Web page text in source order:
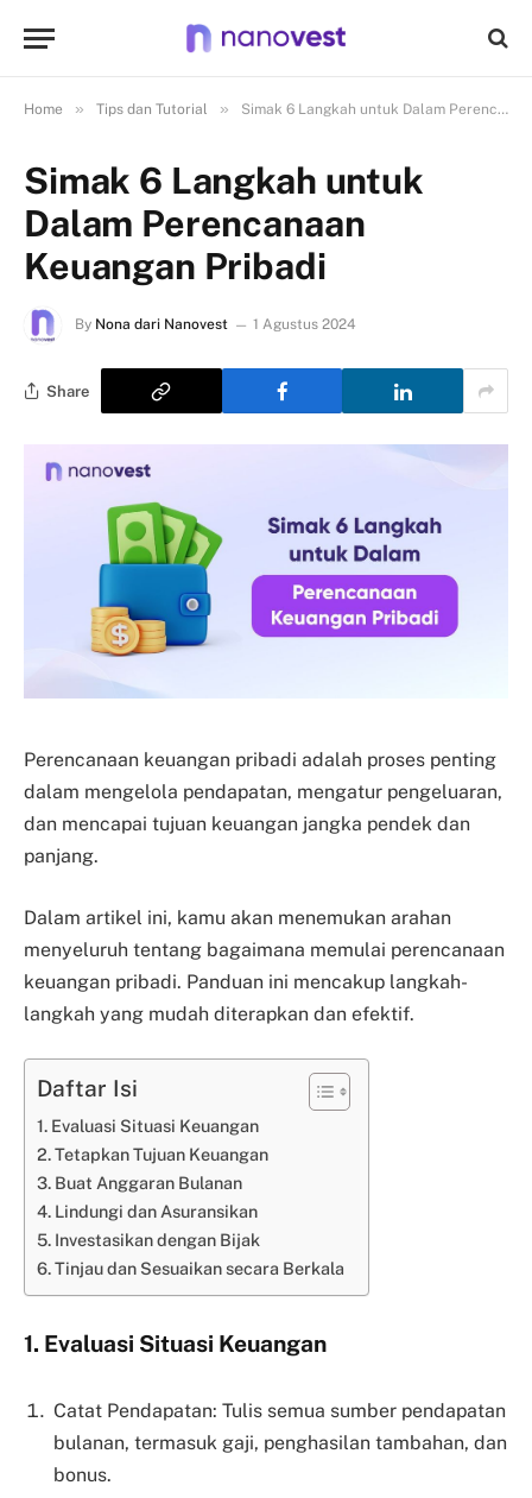
Home » Tips dan Tutorial » Simak 6 Langkah untuk Dalam Perencanaan Keuangan Pribadi
Simak 6 Langkah untuk
Dalam Perencanaan
Keuangan Pribadi
By Nona dari Nanovest 1 Agustus 2024
Share
Perencanaan keuangan pribadi adalah proses penting
dalam mengelola pendapatan, mengatur pengeluaran,
dan mencapai tujuan keuangan jangka pendek dan
panjang.
Dalam artikel ini, kamu akan menemukan arahan
menyeluruh tentang bagaimana memulai perencanaan
keuangan pribadi. Panduan ini mencakup langkah-
langkah yang mudah diterapkan dan efektif.
Daftar Isi
1. Evaluasi Situasi Keuangan
2. Tetapkan Tujuan Keuangan
3. Buat Anggaran Bulanan
4. Lindungi dan Asuransikan
5. Investasikan dengan Bijak
6. Tinjau dan Sesuaikan secara Berkala
1. Evaluasi Situasi Keuangan
Catat Pendapatan: Tulis semua sumber pendapatan
bulanan, termasuk gaji, penghasilan tambahan, dan
bonus.